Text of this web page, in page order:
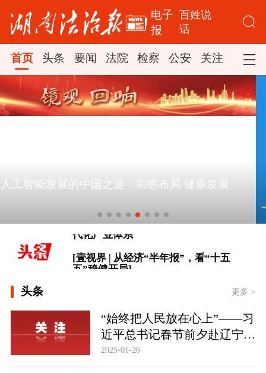
电子
报
百姓说
话
首页 头条 要闻 法院 检察 公安 关注 司法
“十五五”开局之年推进算力网建设观察
[微视频｜奋进开新局 实干挑大梁]
总书记的人民情怀｜“扎扎实实建设现
代化产业体系”
五”稳健开局]
总书记的人民情怀｜“扎扎实实建设现
代化产业体系”
头条 更多 >
“始终把人民放在心上”——习
近平总书记春节前夕赴辽宁看
望慰问基层干部群众纪实
2025-01-26